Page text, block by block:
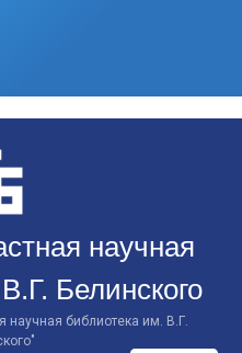
научная
Белинского
научная библиотека им. В.Г.